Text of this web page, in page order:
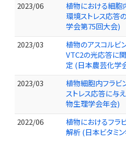
2023/06
植物における細胞
環境ストレス応答
学会第75回大会)
2023/03
植物のアスコルビ
VTC2の光応答に
定 (日本農芸化学
2023/03
植物細胞内フラビ
ストレス応答に与
物生理学会年会)
2022/06
植物におけるフラ
解析 (日本ビタミ